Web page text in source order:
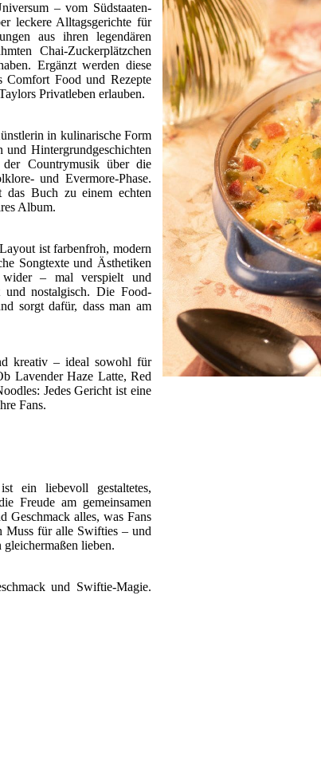
– vom Südstaaten-
leckere Alltagsgerichte für
aus ihren legendären
Chai-Zuckerplätzchen
Ergänzt werden diese
Comfort Food und Rezepte
Privatleben erlauben.
in kulinarische Form
Hintergrundgeschichten
Countrymusik über die
und Evermore-Phase.
Buch zu einem echten
Album.
ist farbenfroh, modern
Songtexte und Ästhetiken
wider – mal verspielt und
und nostalgisch. Die Food-
sorgt dafür, dass man am
kreativ – ideal sowohl für
Lavender Haze Latte, Red
Jedes Gericht ist eine
Fans.
ein liebevoll gestaltetes,
Freude am gemeinsamen
Geschmack alles, was Fans
Muss für alle Swifties – und
lieben.
und Swiftie-Magie.